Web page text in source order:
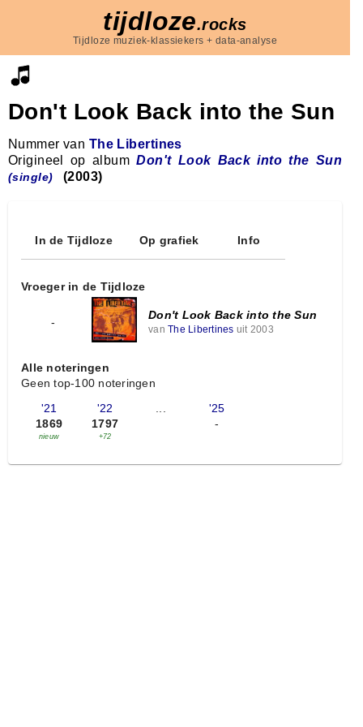
tijdloze.rocks
Tijdloze muziek-klassiekers + data-analyse
Don't Look Back into the Sun
Nummer van The Libertines
Origineel op albumDon't Look Back into the Sun
(single) (2003)
In de Tijdloze Op grafiek Info
Vroeger in de Tijdloze
-
Don't Look Back into the Sun
van The Libertines uit 2003
Alle noteringen
Geen top-100 noteringen
'21
1869
nieuw
'22
1797
+72
...
'25
-